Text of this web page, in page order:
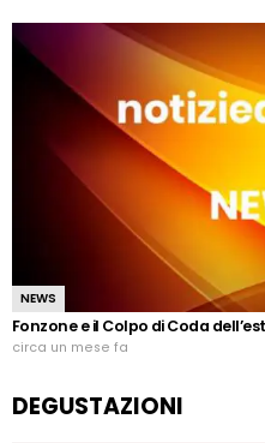
NEWS
Fonzone e il Colpo di Coda
circa un mese fa
DEGUSTAZIONI